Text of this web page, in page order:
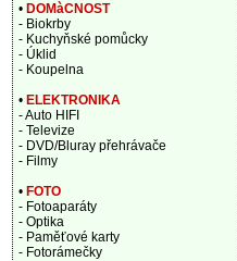
• DOMàCNOST
- Biokrby
- Kuchyňské pomůcky
- Úklid
- Koupelna
• ELEKTRONIKA
- Auto HIFI
- Televize
- DVD/Bluray přehrávače
- Filmy
• FOTO
- Fotoaparáty
- Optika
- Paměťové karty
- Fotorámečky